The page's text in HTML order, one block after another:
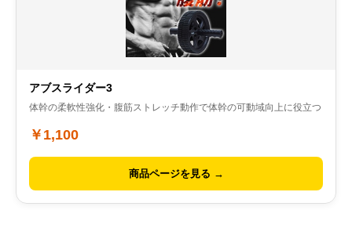
アブスライダー3
体幹の柔軟性強化・腹筋ストレッチ動作で体幹の可動域向上に役立つ
￥1,100
商品ページを見る →